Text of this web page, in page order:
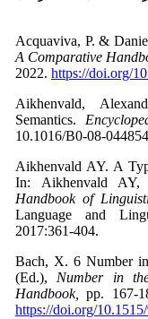
Acquaviva, P. &
A Comparative
2022. https://doi.org/
Aikhenvald,
Semantics.
10.1016/B0-08-
Aikhenvald AY. A
In: Aikhenvald
Handbook of
Language and
2017:361-404.
Bach, X. 6 Number
(Ed.), Number in
Handbook,
pp. 167-
https://doi.org/